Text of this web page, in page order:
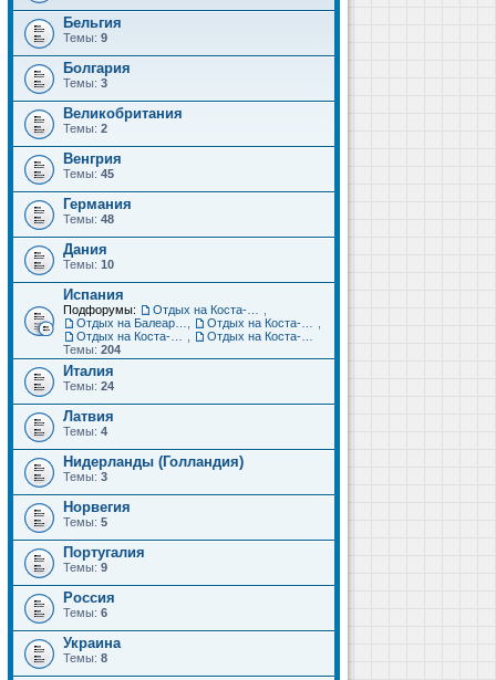
Бельгия
Темы: 9
Болгария
Темы: 3
Великобритания
Темы: 2
Венгрия
Темы: 45
Германия
Темы: 48
Дания
Темы: 10
Испания
Подфорумы:
Темы: 204
Италия
Темы: 24
Латвия
Темы: 4
Нидерланды (Голландия)
Темы: 3
Норвегия
Темы: 5
Португалия
Темы: 9
Россия
Темы: 6
Украина
Темы: 8